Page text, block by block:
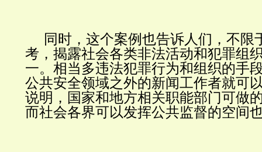
同时，这个案例也告诉人们，不限
考，揭露社会各类非法活动和犯罪组
一。相当多违法犯罪行为和组织的手
公共安全领域之外的新闻工作者就可
说明，国家和地方相关职能部门可做
而社会各界可以发挥公共监督的空间